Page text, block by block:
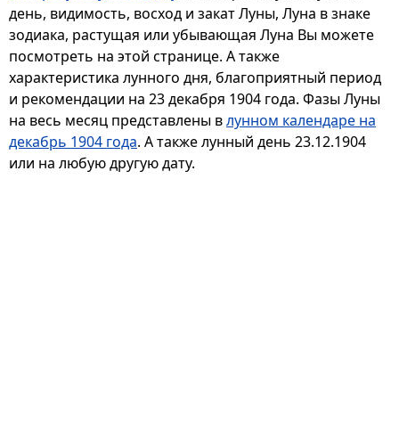
день, видимость, восход и закат Луны, Луна в знаке
зодиака, растущая или убывающая Луна Вы можете
посмотреть на этой странице. А также
характеристика лунного дня, благоприятный период
и рекомендации на 23 декабря 1904 года. Фазы Луны
на весь месяц представлены влунном календаре на
декабрь 1904 года. А также лунный день 23.12.1904
или на любую другую дату.